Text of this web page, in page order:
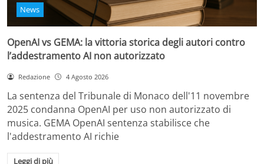
News
OpenAI vs GEMA: la vittoria storica degli autori contro
l’addestramento AI non autorizzato
Redazione 4 Agosto 2026
La sentenza del Tribunale di Monaco dell'11 novembre
2025 condanna OpenAI per uso non autorizzato di
musica. GEMA OpenAI sentenza stabilisce che
l'addestramento AI richie
Leggi di più